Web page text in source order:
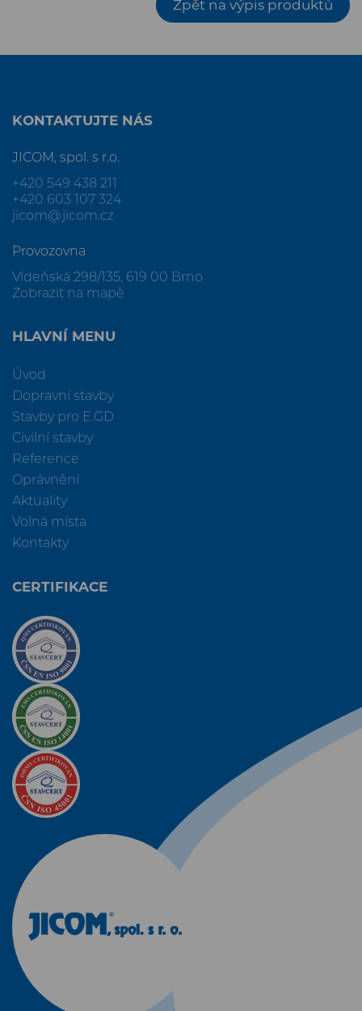
Zpět na výpis produktů
KONTAKTUJTE NÁS
JICOM, spol. s r.o.
+420 549 438 211
+420 603 107 324
jicom@jicom.cz
Provozovna
Vídeňská 298/135, 619 00 Brno
Zobrazit na mapě
HLAVNÍ MENU
Úvod
Dopravní stavby
Stavby pro E.GD
Civilní stavby
Reference
Oprávnění
Aktuality
Volná místa
Kontakty
CERTIFIKACE